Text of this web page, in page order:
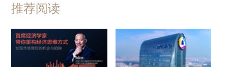
推荐阅读